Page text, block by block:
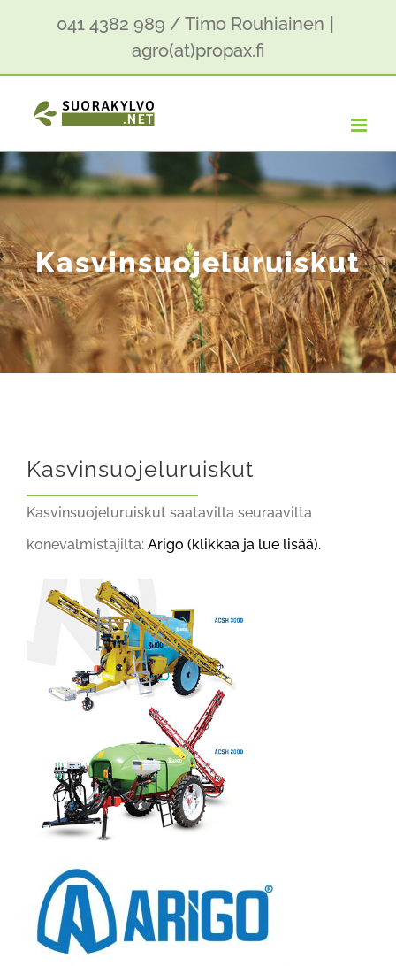
content
041 4382 989 / Timo Rouhiainen
agro(at)propax.fi
Kasvinsuojeluruiskut
Kasvinsuojeluruiskut
Kasvinsuojeluruiskut saatavilla seuraavilta
konevalmistajilta: Arigo (klikkaa ja lue lisää).